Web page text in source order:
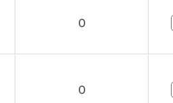
0
0